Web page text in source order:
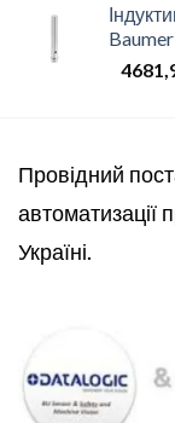
Baumer
Провідний
автоматизації
Україні.